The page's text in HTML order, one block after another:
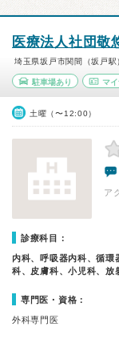
医療法人社団敬
埼玉県坂戸市関間（坂戸駅
駐車場あり マ
土曜（〜12:00）
ア
診療科目：
内科、呼吸器内科、循環
科、皮膚科、小児科、放
専門医・資格：
外科専門医